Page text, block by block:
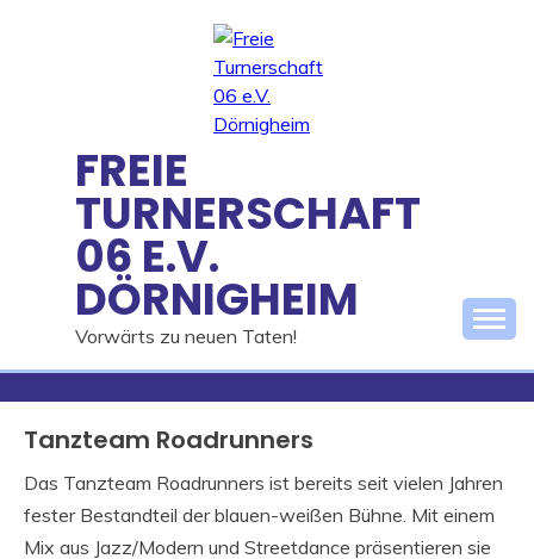
FREIE
TURNERSCHAFT
06 E.V.
DÖRNIGHEIM
Vorwärts zu neuen Taten!
Tanzteam Roadrunners
Das Tanzteam Roadrunners ist bereits seit vielen Jahren
fester Bestandteil der blauen-weißen Bühne. Mit einem
Mix aus Jazz/Modern und Streetdance präsentieren sie